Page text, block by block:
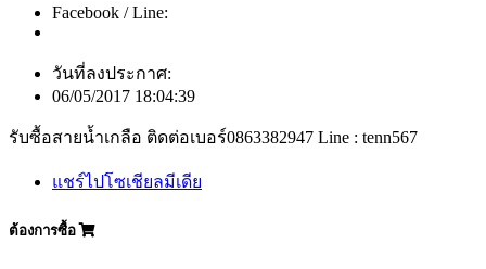
Facebook / Line:
วันที่ลงประกาศ:
06/05/2017 18:04:39
รับซื้อสายน้ำเกลือ ติดต่อเบอร์0863382947 Line : tenn567
แชร์ไปโซเชียลมีเดีย
ต้องการซื้อ